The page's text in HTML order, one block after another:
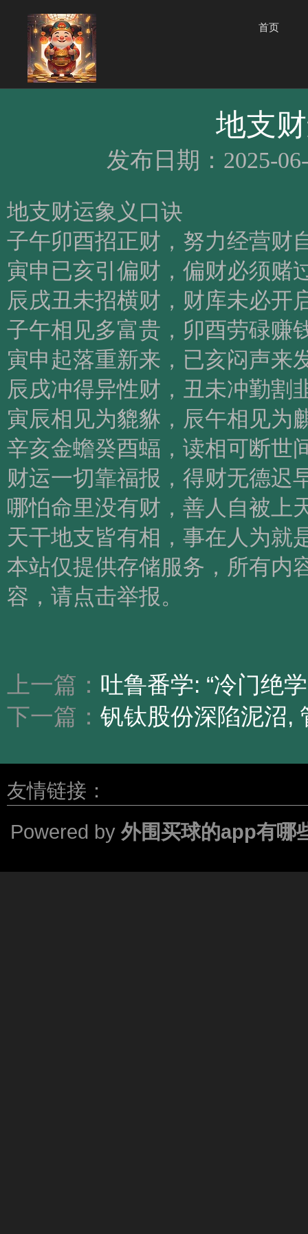
首页
地支
发布日期：2025-
​地支财运象义口诀
子午卯酉招正财，努力经营财
寅申已亥引偏财，偏财必须赌
辰戌丑未招横财，财库未必开
子午相见多富贵，卯酉劳碌赚
寅申起落重新来，已亥闷声来
辰戌冲得异性财，丑未冲勤割
寅辰相见为貔貅，辰午相见为
辛亥金蟾癸酉蝠，读相可断世
财运一切靠福报，得财无德迟
哪怕命里没有财，善人自被上
天干地支皆有相，事在人为就
本站仅提供存储服务，所有内
容，请点击举报。
上一篇： 吐鲁番学: “冷门绝
下一篇： 钒钛股份深陷泥沼,
友情链接：
Powered by 外围买球的app有哪